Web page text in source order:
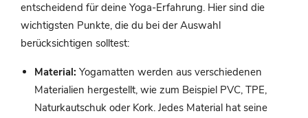
entscheidend für deine Yoga-Erfahrung. Hier sind die
wichtigsten Punkte, die du bei der Auswahl
berücksichtigen solltest:
Material: Yogamatten werden aus verschiedenen
Materialien hergestellt, wie zum Beispiel PVC, TPE,
Naturkautschuk oder Kork. Jedes Material hat seine